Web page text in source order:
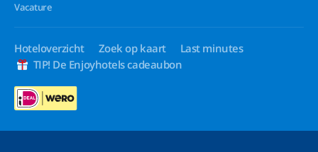
Vacature
Hoteloverzicht Zoek op kaart
Last minutes
TIP! De Enjoyhotels cadeaubon